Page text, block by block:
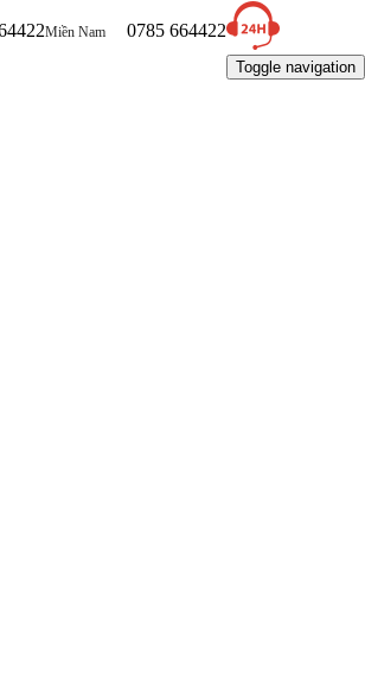
Miền Nam 0785 664422
Toggle navigation